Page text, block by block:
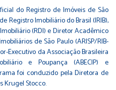
do Registro de Imóveis de São
Registro Imobiliário do Brasil (IRIB),
(RDI) e Diretor Acadêmico
de São Paulo (ARISP/RIB-
Executivo da Associação Brasileira
e Poupança (ABECIP) e
foi conduzido pela Diretora de
Krugel Stocco.